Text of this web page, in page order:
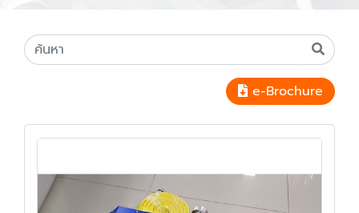
e-Brochure